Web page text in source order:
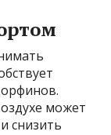
может
снизить